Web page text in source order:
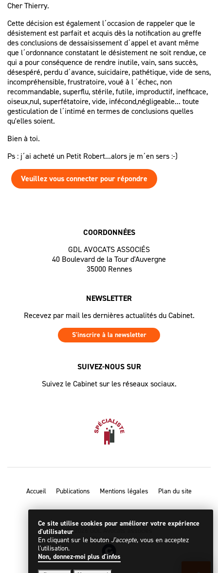
Cher Thierry.
Cette décision est également l´occasion de rappeler que le
désistement est parfait et acquis dès la notification au greffe
des conclusions de dessaisissement d´appel et avant même
que l´ordonnance constatant le désistement ne soit rendue, ce
qui a pour conséquence de rendre inutile, vain, sans succès,
désespéré, perdu d´avance, suicidaire, pathétique, vide de sens,
incompréhensible, frustratoire, voué à l ´échec, non
recommandable, superflu, stérile, futile, improductif, inefficace,
oiseux,nul, superfétatoire, vide, infécond,négligeable... toute
gesticulation de l´intimé en termes de conclusions quelles
qu'elles soient.
Bien à toi.
Ps : j´ai acheté un Petit Robert...alors je m´en sers :-)
Veuillez vous connecter pour répondre
COORDONNÉES
GDL AVOCATS ASSOCIÉS
40 Boulevard de la Tour d'Auvergne
35000 Rennes
NEWSLETTER
Recevez par mail les dernières actualités du Cabinet.
S'inscrire à la newsletter
SUIVEZ-NOUS SUR
Suivez le Cabinet sur les réseaux sociaux.
Accueil Publications Mentions légales Plan du site
© 2026 GDL Avocats associés
Designed by
Ce site utilise cookies pour améliorer votre expérience
d'utilisateur
En cliquant sur le bouton J'accepte, vous en acceptez
l'utilisation.
Non, donnez-moi plus d'infos